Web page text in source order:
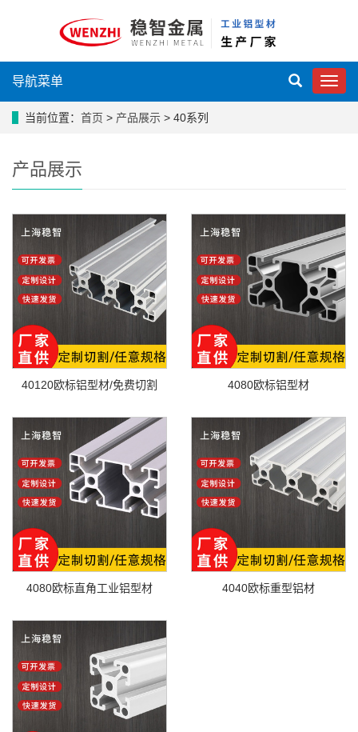
导航菜单
当前位置： 首页 > 产品展示 > 40系列
产品展示
40120欧标铝型材/免费切割 4080欧标铝型材
4080欧标直角工业铝型材 4040欧标重型铝材